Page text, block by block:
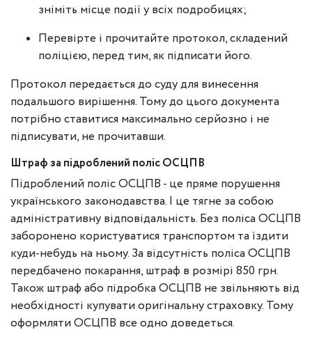
зніміть місце події у всіх подробицях;
Перевірте і прочитайте протокол, складений
поліцією, перед тим, як підписати його.
Протокол передається до суду для винесення
подальшого вирішення. Тому до цього документа
потрібно ставитися максимально серйозно і не
підписувати, не прочитавши.
Штраф за підроблений поліс ОСЦПВ
Підроблений поліс ОСЦПВ - це пряме порушення
українського законодавства. І це тягне за собою
адміністративну відповідальність. Без поліса ОСЦПВ
заборонено користуватися транспортом та їздити
куди-небудь на ньому. За відсутність поліса ОСЦПВ
передбачено покарання, штраф в розмірі 850 грн.
Також штраф або підробка ОСЦПВ не звільняють від
необхідності купувати оригінальну страховку. Тому
оформляти ОСЦПВ все одно доведеться.